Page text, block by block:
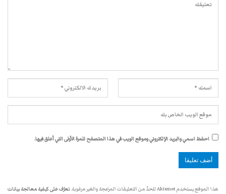
احفظ اسمي والبريد الإلكتروني وموقع الويب في هذا المتصفح للمرة الأولى التي أعلق فيها.
هذا الموقع يستخدم Akismet للحدّ من التعليقات المزعجة والغير مرغوبة. تعرّف على كيفية معالجة بيانات